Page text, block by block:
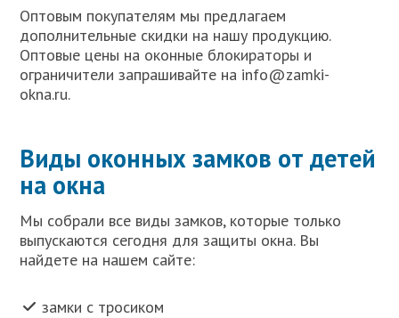
Оптовым покупателям мы предлагаем
дополнительные скидки на нашу продукцию.
Оптовые цены на оконные блокираторы и
ограничители запрашивайте на info@zamki-
okna.ru.
Виды оконных замков от детей
на окна
Мы собрали все виды замков, которые только
выпускаются сегодня для защиты окна. Вы
найдете на нашем сайте:
замки с тросиком